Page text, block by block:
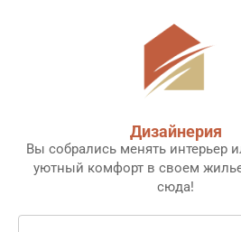
Дизайнерия
Вы собрались менять интерьер
уютный комфорт в своем
сюда!
Поиск: